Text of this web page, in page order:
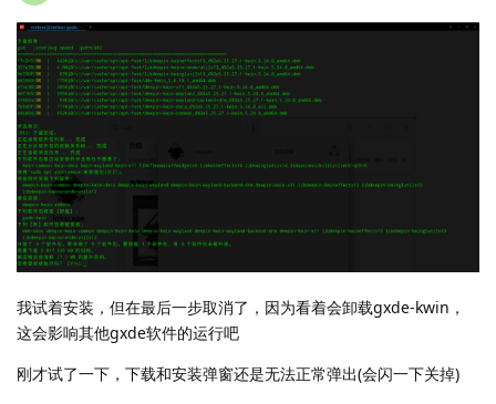
我试着安装，但在最后一步取消了，因为看着会卸载gxde-kwin，
这会影响其他gxde软件的运行吧
刚才试了一下，下载和安装弹窗还是无法正常弹出(会闪一下关掉)